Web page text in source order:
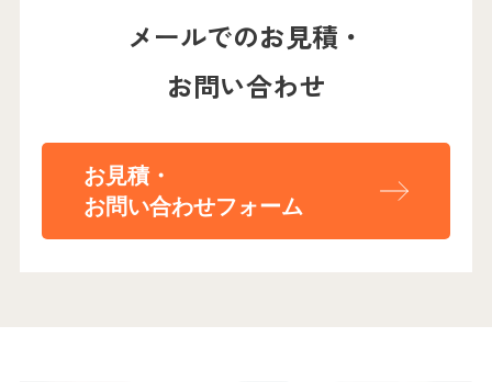
メールでのお見積・
お問い合わせ
お見積・
お問い合わせフォーム